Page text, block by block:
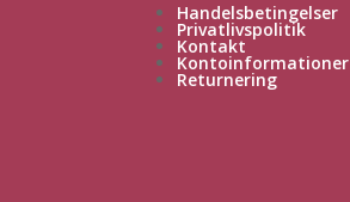
Handelsbetingelser
Privatlivspolitik
Kontakt
Kontoinformationer
Returnering